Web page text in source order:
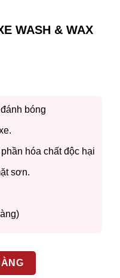
WASH & WAX
bóng
hóa chất độc hại
sơn.
WAX 313341 số lượng